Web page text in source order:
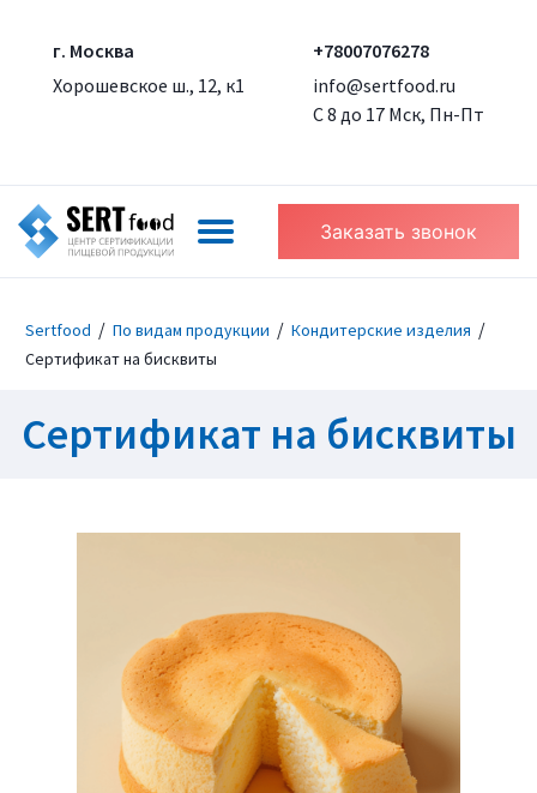
г. Москва
Хорошевское ш., 12, к1
+78007076278
info@sertfood.ru
С 8 до 17 Мск, Пн-Пт
Заказать звонок
Sertfood / По видам продукции / Кондитерские изделия /
Сертификат на бисквиты
Сертификат на бисквиты